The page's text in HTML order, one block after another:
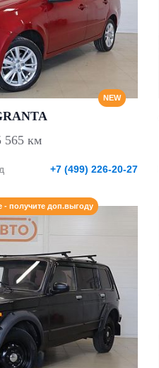
NEW
565 км
+7 (499) 226-20-27
- получите доп.выгоду